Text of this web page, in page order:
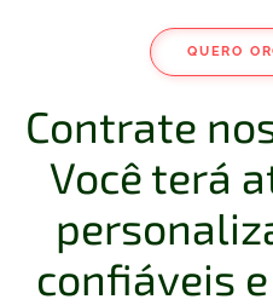
QUERO
Contrate
Você terá
confiáveis